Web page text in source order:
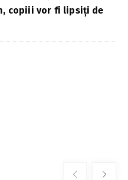
copiii vor fi lipsiți de